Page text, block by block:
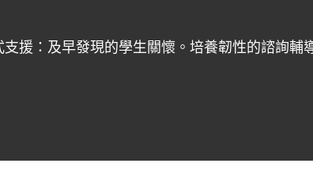
支援：及早發現的學生關懷。培養韌性的諮詢輔